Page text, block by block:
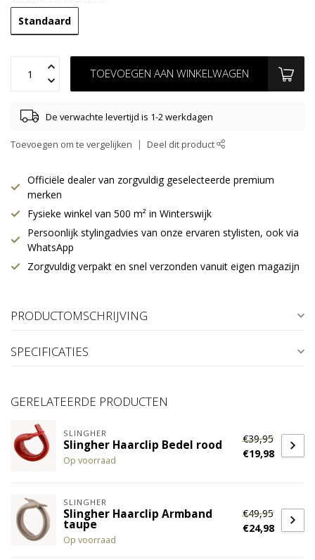
Standaard
TOEVOEGEN AAN WINKELWAGEN
De verwachte levertijd is 1-2 werkdagen
Toevoegen om te vergelijken Deel dit product
Officiële dealer van zorgvuldig geselecteerde premium
merken
Fysieke winkel van 500 m² in Winterswijk
Persoonlijk stylingadvies van onze ervaren stylisten, ook via
WhatsApp
Zorgvuldig verpakt en snel verzonden vanuit eigen magazijn
PRODUCTOMSCHRIJVING
SPECIFICATIES
GERELATEERDE PRODUCTEN
SLINGHER
Slingher Haarclip Bedel rood
Op voorraad
€39,95
€19,98
SLINGHER
Slingher Haarclip Armband
taupe
Op voorraad
€49,95
€24,98